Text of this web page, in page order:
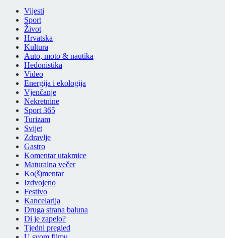
Vijesti
Sport
Život
Hrvatska
Kultura
Auto, moto & nautika
Hedonistika
Video
Energija i ekologija
Vjenčanje
Nekretnine
Sport 365
Turizam
Svijet
Zdravlje
Gastro
Komentar utakmice
Maturalna večer
Ko(š)mentar
Izdvojeno
Festivo
Kancelarija
Druga strana baluna
Di je zapelo?
Tjedni pregled